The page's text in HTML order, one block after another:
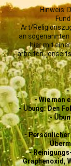
Hinweis:
Art/
an sogenannten
hier mit
arbeiten,
-
- Wie man
- Übung: Den
-
-
-
Graphenoxid,